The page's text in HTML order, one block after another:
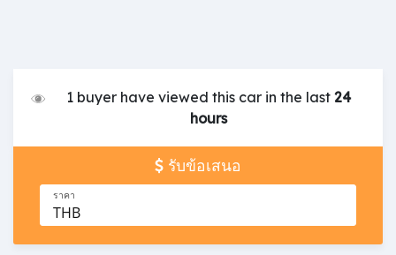
1 buyer have viewed this car in the last24
hours
รับข้อเสนอ
ราคา
THB